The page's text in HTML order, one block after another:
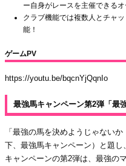
ー自身がレースを主催できる
クラブ機能では複数人とチャ
能！
ゲームPV
https://youtu.be/bqcnYjQqnIo
最強馬キャンペーン第2弾「最
「最強の馬を決めようじゃない
下、最強馬キャンペーン）と題
キャンペーンの第2弾は、最強の